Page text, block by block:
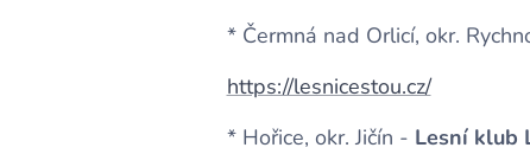
* Čermná nad Orlicí, okr.
https://lesnicestou.cz/
* Hořice, okr. Jičín - Lesní klub